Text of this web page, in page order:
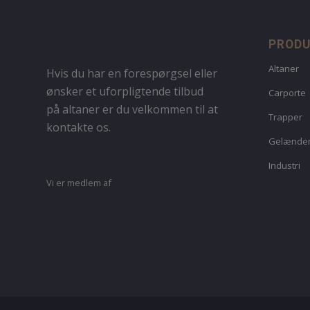
Hvis du har en forespørgsel eller
ønsker et uforpligtende tilbud
på altaner er du velkommen til at
kontakte os.
Vi er medlem af
Altaner
Carporte
Trapper
Industri